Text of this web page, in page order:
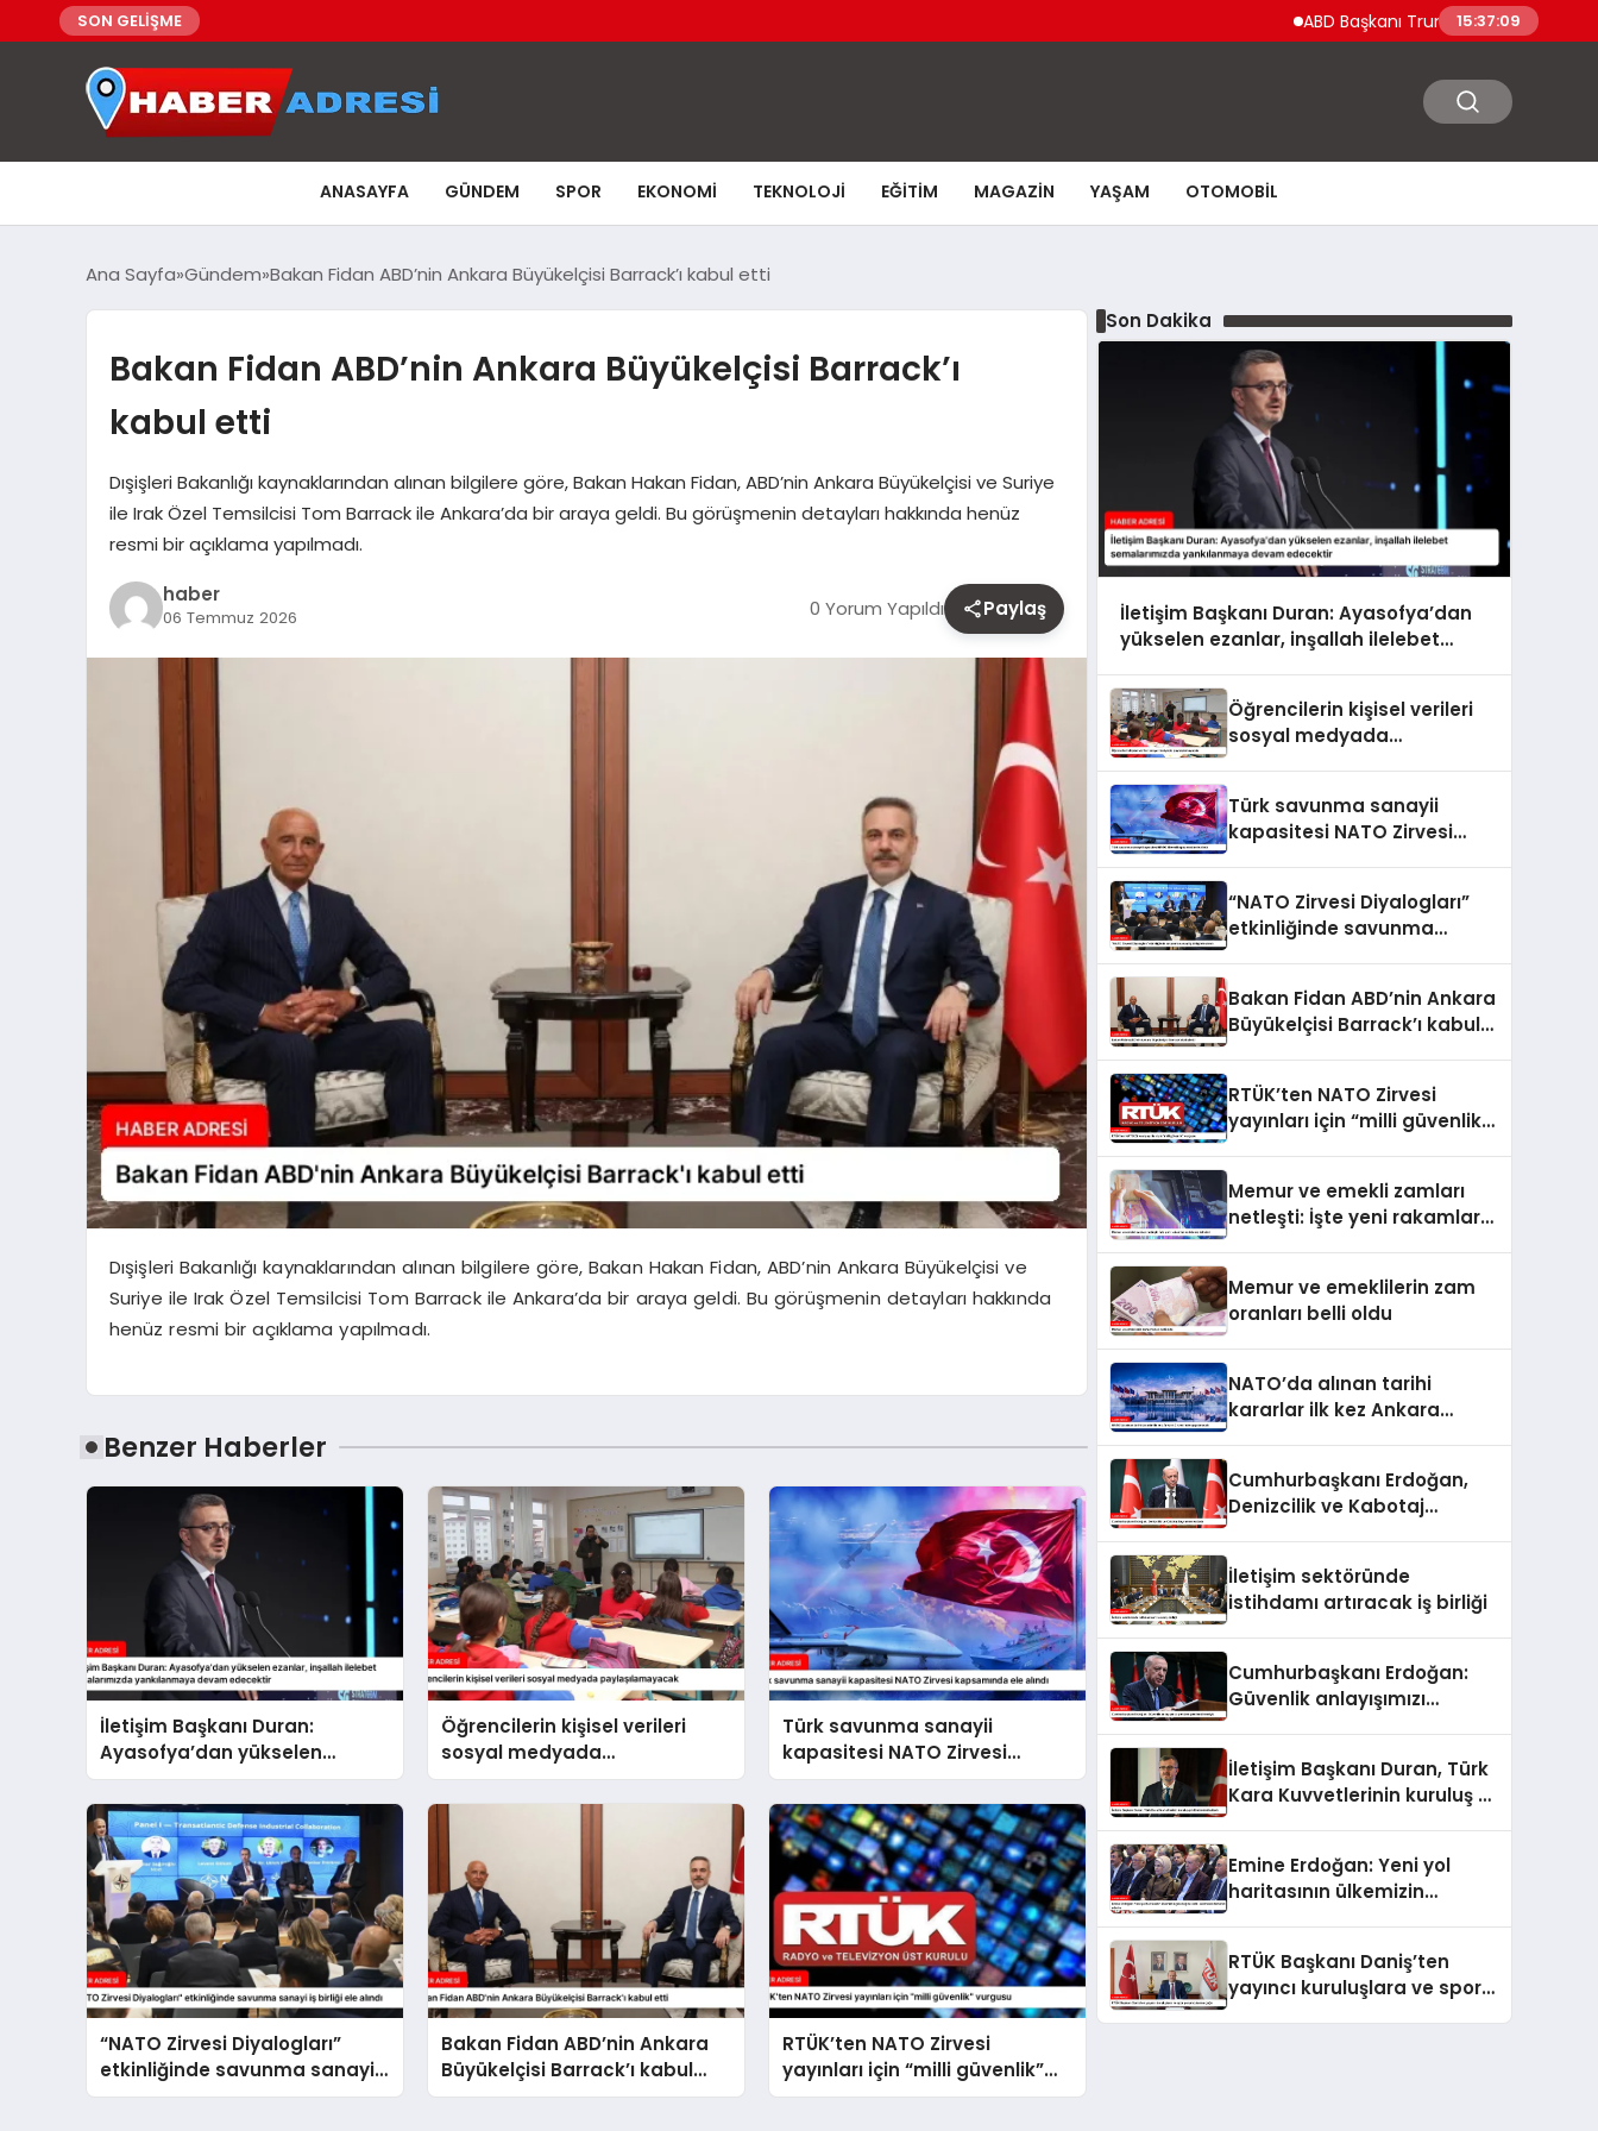
SON GELİŞME ABD Başkanı Trump’tan Ceuta Göçmen
15:37:10
ANASAYFA GÜNDEM SPOR EKONOMI TEKNOLOJI EĞITIM MAGAZIN YAŞAM OTOMOBIL
Ana Sayfa Gündem Bakan Fidan ABD’nin Ankara Büyükelçisi Barrack’ı kabul etti
Bakan Fidan ABD’nin Ankara Büyükelçisi Barrack’ı
kabul etti
Dışişleri Bakanlığı kaynaklarından alınan bilgilere göre, Bakan Hakan Fidan, ABD’nin Ankara Büyükelçisi ve Suriye
ile Irak Özel Temsilcisi Tom Barrack ile Ankara’da bir araya geldi. Bu görüşmenin detayları hakkında henüz
resmi bir açıklama yapılmadı.
haber
06 Temmuz 2026 0 Yorum Yapıldı Paylaş
Dışişleri Bakanlığı kaynaklarından alınan bilgilere göre, Bakan Hakan Fidan, ABD’nin Ankara Büyükelçisi ve
Suriye ile Irak Özel Temsilcisi Tom Barrack ile Ankara’da bir araya geldi. Bu görüşmenin detayları hakkında
henüz resmi bir açıklama yapılmadı.
Benzer Haberler
İletişim Başkanı Duran:
Ayasofya’dan yükselen
ezanlar, inşallah ilelebet
semalarımızda yankılanmaya
devam edecektir
Öğrencilerin kişisel verileri
sosyal medyada
paylaşılamayacak
Türk savunma sanayii
kapasitesi NATO Zirvesi
kapsamında ele alındı
“NATO Zirvesi Diyalogları”
etkinliğinde savunma sanayi
iş birliği ele alındı
Bakan Fidan ABD’nin Ankara
Büyükelçisi Barrack’ı kabul
etti
RTÜK’ten NATO Zirvesi
yayınları için “milli güvenlik”
vurgusu
Son Dakika
İletişim Başkanı Duran: Ayasofya’dan
yükselen ezanlar, inşallah ilelebet
edecektir
Öğrencilerin kişisel verileri
sosyal medyada
Türk savunma sanayii
kapasitesi NATO Zirvesi
“NATO Zirvesi Diyalogları”
etkinliğinde savunma
Bakan Fidan ABD’nin Ankara
Büyükelçisi Barrack’ı kabul
RTÜK’ten NATO Zirvesi
yayınları için “milli güvenlik”
Memur ve emekli zamları
netleşti: İşte yeni rakamlar
Memur ve emeklilerin zam
oranları belli oldu
NATO’da alınan tarihi
kararlar ilk kez Ankara
Cumhurbaşkanı Erdoğan,
Denizcilik ve Kabotaj
İletişim sektöründe
istihdamı artıracak iş birliği
Cumhurbaşkanı Erdoğan:
Güvenlik anlayışımızı
İletişim Başkanı Duran, Türk
Kara Kuvvetlerinin kuruluş yıl
Emine Erdoğan: Yeni yol
haritasının ülkemizin
RTÜK Başkanı Daniş’ten
yayıncı kuruluşlara ve spor